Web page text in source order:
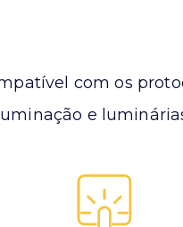
com os
e